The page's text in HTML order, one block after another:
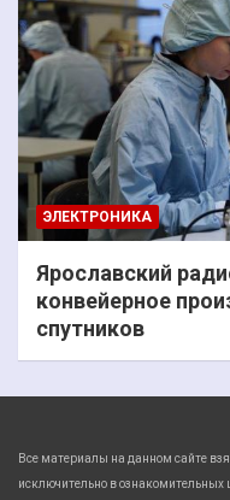
ЭЛЕКТРОНИКА
Ярославский
конвейерное
спутников
Все материалы на данном сайте
исключительно в